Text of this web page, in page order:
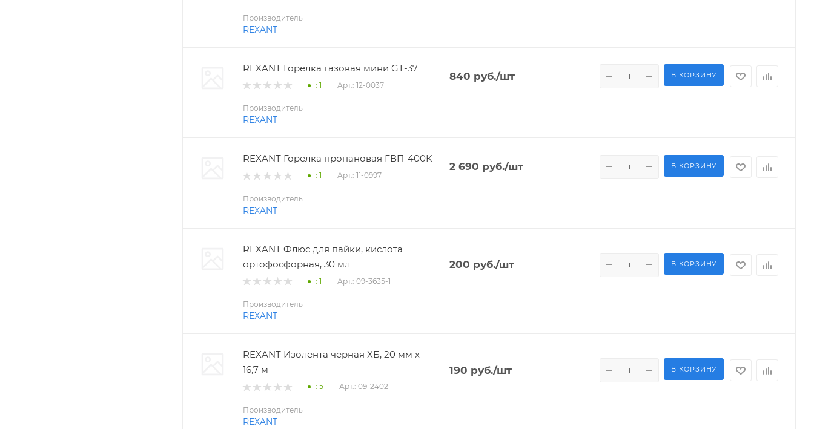
Производитель
REXANT
REXANT Горелка газовая мини GT-37
: 1 Арт.: 12-0037
840 руб./шт В КОРЗИНУ
Производитель
REXANT
REXANT Горелка пропановая ГВП-400К
: 1 Арт.: 11-0997
2 690 руб./шт В КОРЗИНУ
Производитель
REXANT
REXANT Флюс для пайки, кислота
ортофосфорная, 30 мл
: 1 Арт.: 09-3635-1
200 руб./шт В КОРЗИНУ
Производитель
REXANT
REXANT Изолента черная ХБ, 20 мм х
16,7 м
: 5 Арт.: 09-2402
190 руб./шт В КОРЗИНУ
Производитель
REXANT